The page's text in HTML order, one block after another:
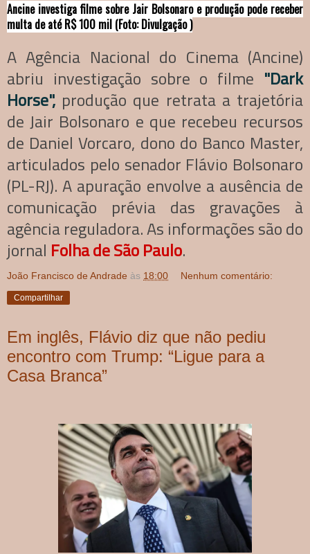
Ancine investiga filme sobre Jair Bolsonaro e produção pode receber
multa de até R$ 100 mil (Foto: Divulgação )
A Agência Nacional do Cinema (Ancine)
abriu investigação sobre o filme "Dark
Horse", produção que retrata a trajetória
de Jair Bolsonaro e que recebeu recursos
de Daniel Vorcaro, dono do Banco Master,
articulados pelo senador Flávio Bolsonaro
(PL-RJ). A apuração envolve a ausência de
comunicação prévia das gravações à
agência reguladora. As informações são do
jornal Folha de São Paulo.
João Francisco de Andrade às 18:00 Nenhum comentário:
Compartilhar
Em inglês, Flávio diz que não pediu
encontro com Trump: “Ligue para a
Casa Branca”